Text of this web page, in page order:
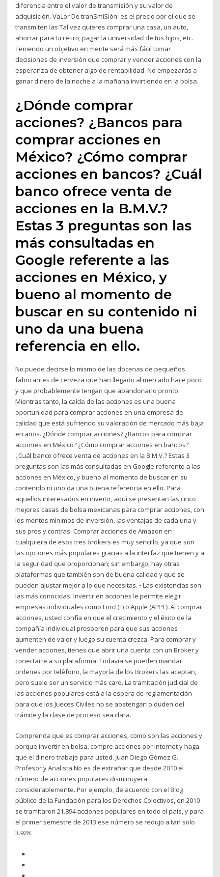
diferencia entre el valor de transmisión y su valor de
adquisición. VaLor De tranSmiSión: es el precio por el que se
transmiten las Tal vez quieres comprar una casa, un auto,
ahorrar para tu retiro, pagar la universidad de tus hijos, etc.
Teniendo un objetivo en mente será más fácil tomar
decisiones de inversión que comprar y vender acciones con la
esperanza de obtener algo de rentabilidad. No empezarás a
ganar dinero de la noche a la mañana invirtiendo en la bolsa.
¿Dónde comprar
acciones? ¿Bancos para
comprar acciones en
México? ¿Cómo comprar
acciones en bancos? ¿Cuál
banco ofrece venta de
acciones en la B.M.V.?
Estas 3 preguntas son las
más consultadas en
Google referente a las
acciones en México, y
bueno al momento de
buscar en su contenido ni
uno da una buena
referencia en ello.
No puede decirse lo mismo de las docenas de pequeños
fabricantes de cerveza que han llegado al mercado hace poco
y que probablemente tengan que abandonarlo pronto.
Mientras tanto, la caída de las acciones es una buena
oportunidad para comprar acciones en una empresa de
calidad que está sufriendo su valoración de mercado más baja
en años. ¿Dónde comprar acciones? ¿Bancos para comprar
acciones en México? ¿Cómo comprar acciones en bancos?
¿Cuál banco ofrece venta de acciones en la B.M.V.? Estas 3
preguntas son las más consultadas en Google referente a las
acciones en México, y bueno al momento de buscar en su
contenido ni uno da una buena referencia en ello. Para
aquellos interesados en invertir, aquí se presentan las cinco
mejores casas de bolsa mexicanas para comprar acciones, con
los montos mínimos de inversión, las ventajas de cada una y
sus pros y contras. Comprar acciones de Amazon en
cualquiera de esos tres brókers es muy sencillo, ya que son
las opciones más populares gracias a la interfaz que tienen y a
la seguridad que proporcionan; sin embargo, hay otras
plataformas que también son de buena calidad y que se
pueden ajustar mejor a lo que necesitas. • Las existencias son
las más conocidas. Invertir en acciones le permite elegir
empresas individuales como Ford (F) o Apple (APPL). Al comprar
acciones, usted confía en que el crecimiento y el éxito de la
compañía individual prosperen para que sus acciones
aumenten de valor y luego su cuenta crezca. Para comprar y
vender acciones, tienes que abrir una cuenta con un Broker y
conectarte a su plataforma. Todavía se pueden mandar
ordenes por teléfono, la mayoría de los Brokers las aceptan,
pero suele ser un servicio más caro. La tramitación judicial de
las acciones populares está a la espera de reglamentación
para que los Jueces Civiles no se abstengan o duden del
trámite y la clase de proceso sea clara.
Comprenda que es comprar acciones, como son las acciones y
porque invertir en bolsa, compre acciones por internet y haga
que el dinero trabaje para usted. Juan Diego Gómez G.
Profesor y Analista No es de extrañar que desde 2010 el
número de acciones populares disminuyera
considerablemente. Por ejemplo, de acuerdo con el Blog
público de la Fundación para los Derechos Colectivos, en 2010
se tramitaron 21.894 acciones populares en todo el país, y para
el primer semestre de 2013 ese número se redujo a tan solo
3.928.